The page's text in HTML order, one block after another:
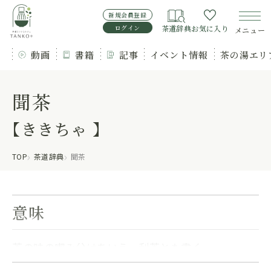
新規会員登録
ログイン
茶道辞典お気に入り メニュー
動画 書籍 記事 イベント情報 茶の湯エ
聞茶
【ききちゃ 】
TOP 茶道辞典 聞茶
意味